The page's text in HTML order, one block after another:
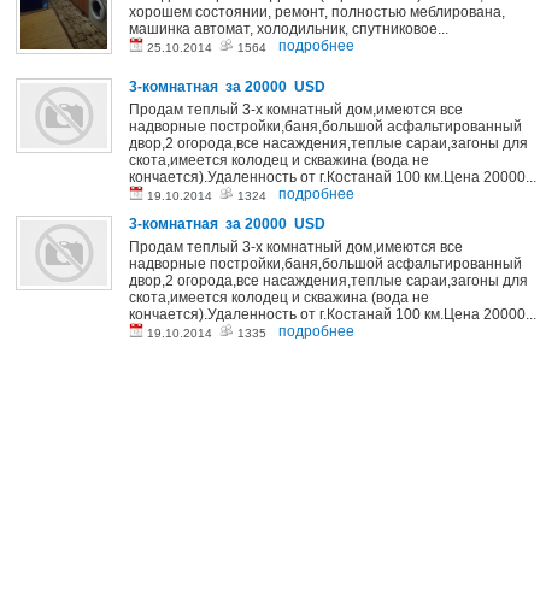
хорошем состоянии, ремонт, полностью меблирована,
машинка автомат, холодильник, спутниковое...
25.10.2014 1564 подробнее
3-комнатная за 20000 USD
Продам теплый 3-х комнатный дом,имеются все
надворные постройки,баня,большой асфальтированный
двор,2 огорода,все насаждения,теплые сараи,загоны для
скота,имеется колодец и скважина (вода не
кончается).Удаленность от г.Костанай 100 км.Цена 20000...
19.10.2014 1324
подробнее
3-комнатная за 20000 USD
Продам теплый 3-х комнатный дом,имеются все
надворные постройки,баня,большой асфальтированный
двор,2 огорода,все насаждения,теплые сараи,загоны для
скота,имеется колодец и скважина (вода не
кончается).Удаленность от г.Костанай 100 км.Цена 20000...
19.10.2014 1335 подробнее